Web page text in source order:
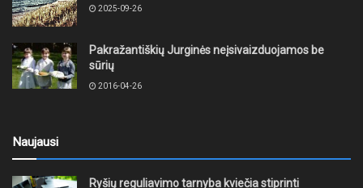
2025-09-26
Pakražantiškių Jurginės neįsivaizduojamos be
sūrių
2016-04-26
Naujausi
Ryšių reguliavimo tarnyba kviečia stiprinti